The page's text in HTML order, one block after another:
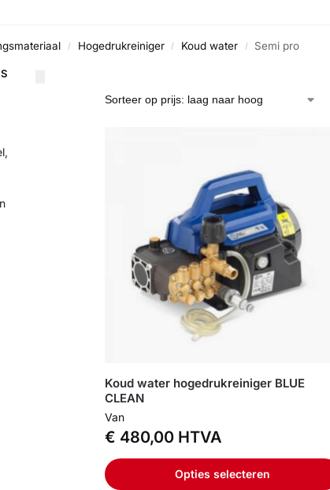
/ Hogedrukreiniger / Koud water / Semi pro
Koud water hogedrukreiniger BLUE
CLEAN
Van
€ 480,00 HTVA
Opties selecteren